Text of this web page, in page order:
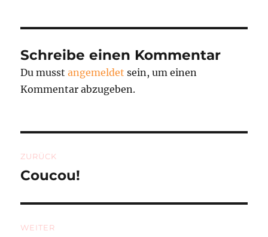
Schreibe einen Kommentar
Du musstangemeldet sein, um einen
Kommentar abzugeben.
ZURÜCK
Vorheriger
Coucou!
WEITER